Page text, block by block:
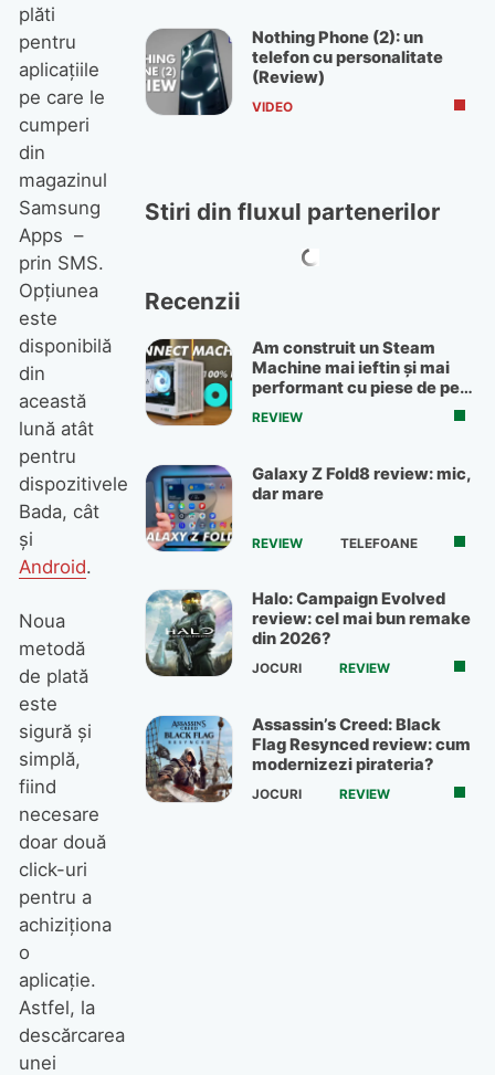
plăti
pentru
aplicaţiile
pe care le
cumperi
din
magazinul
Samsung
Apps –
prin SMS.
Opţiunea
este
disponibilă
din
această
lună atât
pentru
dispozitivele
Bada, cât
şi
Android.
Noua
metodă
de plată
este
sigură și
simplă,
fiind
necesare
doar două
click-uri
pentru a
achiziționa
o
aplicație.
Astfel, la
descărcarea
unei
Nothing Phone (2): un
telefon cu personalitate
(Review)
VIDEO
Stiri din fluxul partenerilor
Recenzii
Am construit un Steam
Machine mai ieftin și mai
performant cu piese de pe
OLX
REVIEW
Galaxy Z Fold8 review: mic,
dar mare
REVIEW TELEFOANE
Halo: Campaign Evolved
review: cel mai bun remake
din 2026?
JOCURI REVIEW
Assassin’s Creed: Black
Flag Resynced review: cum
modernizezi pirateria?
JOCURI REVIEW